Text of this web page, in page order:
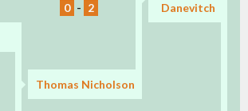
0 - 2
Danevitch
Thomas Nicholson